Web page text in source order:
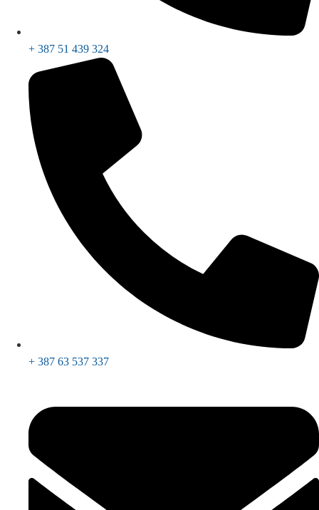
+ 387 51 439 324
+ 387 63 537 337